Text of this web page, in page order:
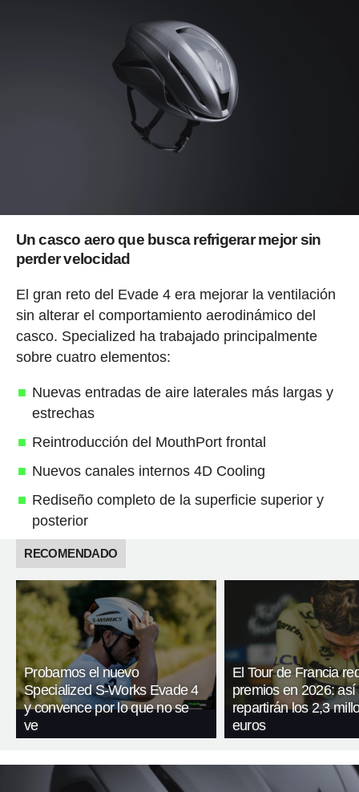
Un casco aero que busca refrigerar mejor sin
perder velocidad
El gran reto del Evade 4 era mejorar la ventilación
sin alterar el comportamiento aerodinámico del
casco. Specialized ha trabajado principalmente
sobre cuatro elementos:
Nuevas entradas de aire laterales más largas y
estrechas
Reintroducción del MouthPort frontal
Nuevos canales internos 4D Cooling
Rediseño completo de la superficie superior y
posterior
RECOMENDADO
Probamos el nuevo
Specialized S-Works Evade 4
y convence por lo que no se
ve
El Tour de Francia
premios en 2026: así
repartirán los 2,3
euros